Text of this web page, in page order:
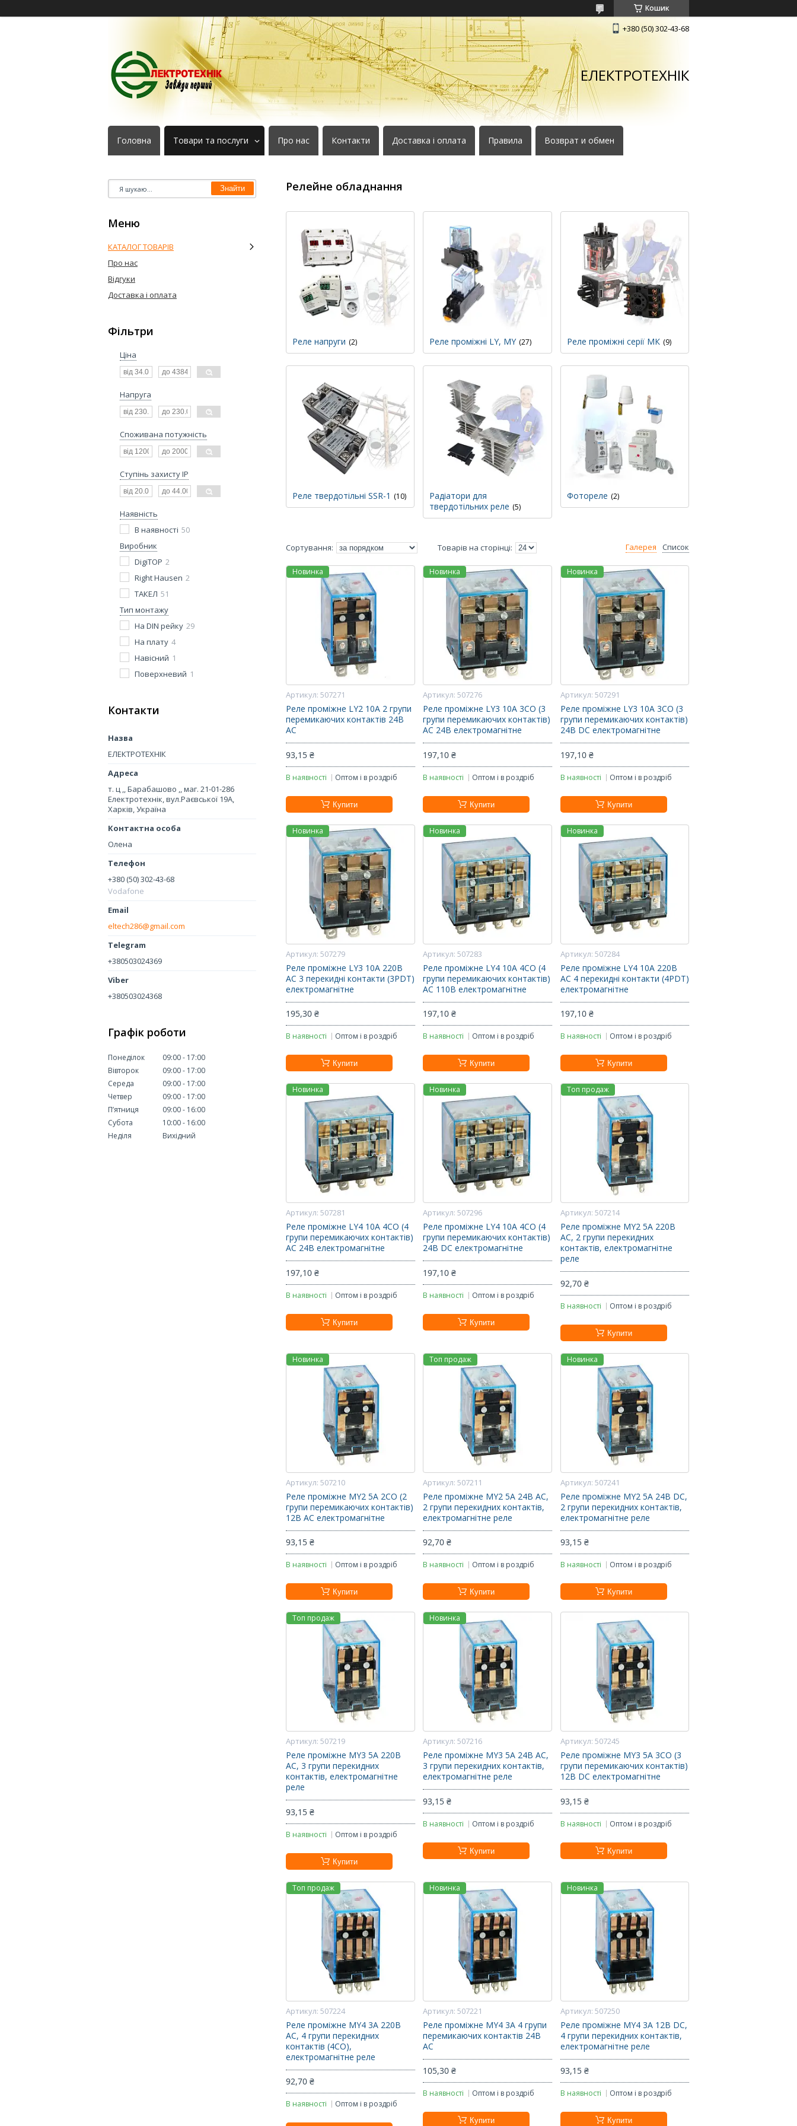
Кошик
+380 (50) 302-43-68
ЕЛЕКТРОТЕХНІК
Головна Товари та послуги Про нас Контакти Доставка і оплата Правила Возврат и обмен
Релейне обладнання
Реле напруги 2 Реле проміжні LY, MY 27 Реле проміжні серії МК 9
Реле твердотільні SSR-1 10
Радіатори для
твердотільних реле
5
Фотореле 2
Галерея Список
Новинка
507271
Реле проміжне LY2 10A 2 групи
перемикаючих контактів 24В
AС
93,15 ₴
В наявності Оптом і в роздріб
Купити
Новинка
507276
Реле проміжне LY3 10A 3CO (3
групи перемикаючих контактів)
AC 24В електромагнітне
197,10 ₴
В наявності Оптом і в роздріб
Купити
Новинка
507291
Реле проміжне LY3 10A 3CO (3
групи перемикаючих контактів)
24В DC електромагнітне
197,10 ₴
В наявності Оптом і в роздріб
Купити
Новинка
507279
Реле проміжне LY3 10A 220В
AC 3 перекидні контакти (3PDT)
електромагнітне
195,30 ₴
В наявності Оптом і в роздріб
Купити
Новинка
507283
Реле проміжне LY4 10A 4CO (4
групи перемикаючих контактів)
AC 110В електромагнітне
197,10 ₴
В наявності Оптом і в роздріб
Купити
Новинка
507284
Реле проміжне LY4 10A 220В
AC 4 перекидні контакти (4PDT)
електромагнітне
197,10 ₴
В наявності Оптом і в роздріб
Купити
Новинка
507281
Реле проміжне LY4 10A 4CO (4
групи перемикаючих контактів)
AC 24В електромагнітне
197,10 ₴
В наявності Оптом і в роздріб
Купити
Новинка
507296
Реле проміжне LY4 10A 4CO (4
групи перемикаючих контактів)
24В DC електромагнітне
197,10 ₴
В наявності Оптом і в роздріб
Купити
Топ продаж
507214
Реле проміжне MY2 5А 220В
AC, 2 групи перекидних
контактів, електромагнітне
реле
92,70 ₴
В наявності Оптом і в роздріб
Купити
Новинка
507210
Реле проміжне MY2 5A 2CO (2
групи перемикаючих контактів)
12В AC електромагнітне
93,15 ₴
В наявності Оптом і в роздріб
Купити
Топ продаж
507211
Реле проміжне MY2 5А 24В AC,
2 групи перекидних контактів,
електромагнітне реле
92,70 ₴
В наявності Оптом і в роздріб
Купити
Новинка
507241
Реле проміжне MY2 5А 24В DC,
2 групи перекидних контактів,
електромагнітне реле
93,15 ₴
В наявності Оптом і в роздріб
Купити
Топ продаж
507219
Реле проміжне MY3 5А 220В
AC, 3 групи перекидних
контактів, електромагнітне
реле
93,15 ₴
В наявності Оптом і в роздріб
Купити
Новинка
507216
Реле проміжне MY3 5А 24В AC,
3 групи перекидних контактів,
електромагнітне реле
93,15 ₴
В наявності Оптом і в роздріб
Купити
507245
Реле проміжне MY3 5A 3CO (3
групи перемикаючих контактів)
12В DC електромагнітне
93,15 ₴
В наявності Оптом і в роздріб
Купити
Топ продаж
507224
Реле проміжне MY4 3А 220В
AC, 4 групи перекидних
контактів (4CO),
електромагнітне реле
92,70 ₴
В наявності Оптом і в роздріб
Новинка
507221
Реле проміжне MY4 3A 4 групи
перемикаючих контактів 24В
АС
105,30 ₴
В наявності Оптом і в роздріб
Купити
Новинка
507250
Реле проміжне MY4 3А 12В DC,
4 групи перекидних контактів,
електромагнітне реле
93,15 ₴
В наявності Оптом і в роздріб
Купити
Знайти
КАТАЛОГ ТОВАРІВ
Про нас
Відгуки
Доставка і оплата
Фільтри
Ціна
Напруга
Споживана потужність
Ступінь захисту IP
Наявність
В наявності 50
Виробник
DigiTOP 2
Right Hausen 2
ТАКЕЛ 51
Тип монтажу
На DIN рейку 29
На плату 4
Навісний 1
Поверхневий 1
Контакти
ЕЛЕКТРОТЕХНІК
т. ц ,, Барабашово ,, маг. 21-01-286
Електротехнік, вул.Раєвської 19А,
Харків, Україна
Олена
+380 (50) 302-43-68
Vodafone
eltech286@gmail.com
+380503024369
+380503024368
Графік роботи
Понеділок 09:00
17:00
Вівторок
09:00
17:00
Середа
09:00
17:00
Четвер
09:00
17:00
Пʼятниця
09:00
16:00
Субота
10:00
16:00
Неділя
Вихідний